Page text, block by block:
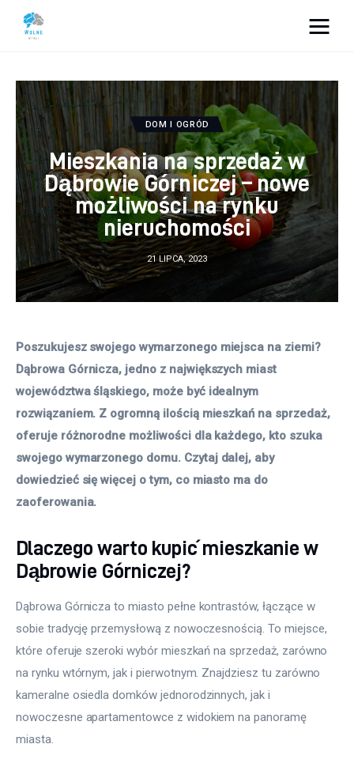
Lifestyle
Biznes
Dom i ogród
Uroda
Zdrowie
Więcej
DOM I OGRÓD
Mieszkania na sprzedaż w
Dąbrowie Górniczej – nowe
możliwości na rynku
nieruchomości
21 LIPCA, 2023
Poszukujesz swojego wymarzonego miejsca na ziemi?
Dąbrowa Górnicza, jedno z największych miast
województwa śląskiego, może być idealnym
rozwiązaniem. Z ogromną ilością mieszkań na sprzedaż,
oferuje różnorodne możliwości dla każdego, kto szuka
swojego wymarzonego domu. Czytaj dalej, aby
dowiedzieć się więcej o tym, co miasto ma do
zaoferowania.
Dlaczego warto kupić mieszkanie w
Dąbrowie Górniczej?
Dąbrowa Górnicza to miasto pełne kontrastów, łączące w
sobie tradycję przemysłową z nowoczesnością. To miejsce,
które oferuje szeroki wybór mieszkań na sprzedaż, zarówno
na rynku wtórnym, jak i pierwotnym. Znajdziesz tu zarówno
kameralne osiedla domków jednorodzinnych, jak i
nowoczesne apartamentowce z widokiem na panoramę
miasta.